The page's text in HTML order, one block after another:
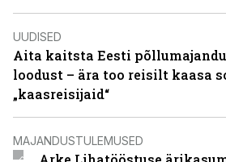
UUDISED
Aita kaitsta Eesti
loodust – ära too reisilt kaasa
„kaasreisijaid“
MAJANDUSTULEMUSED